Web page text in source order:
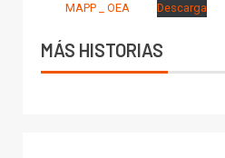
MAPP _ OEA Descarga
MÁS HISTORIAS